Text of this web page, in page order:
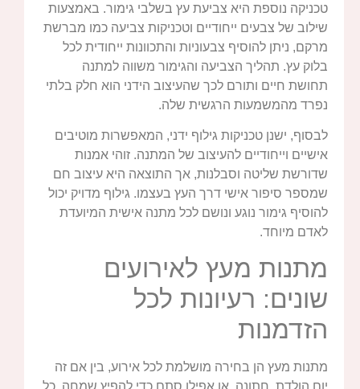
טכניקה נוספת היא צביעת עץ בשלבי גימור. באמצעות
שילוב של צבעים ייחודיים וטכניקות צביעה כמו מברשת
מרקם, ניתן להוסיף צבעוניות והתכוונות ייחודית לכל
בלוק עץ. תהליך הצביעה והגימור משווה למתנה
תחושת חיים ותורם לכך שהעיצוב הידני הוא חלק בלתי
נפרד מהמשמעות הרגשית שלה.
לבסוף, ישנן טכניקות גילוף ידני, המאפשרות מוטיבים
אישיים וייחודיים להעיצוב של המתנה. זוהי אמנות
שדורשת שליטה וסבלנות, אך התוצאה היא עיצוב חם
שמספר סיפור אישי דרך העץ בעצמו. גילוף מדויק יכול
להוסיף גימור נוגע ונושם לכל מתנה אישית המיועדת
לאדם מיוחד.
מתנות מעץ לאירועים
שונים: רעיונות לכל
הזדמנות
מתנות מעץ הן בחירה מושלמת לכל אירוע, בין אם זה